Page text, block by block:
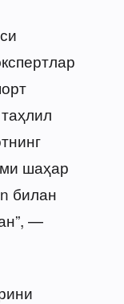
шаҳар
билан
—